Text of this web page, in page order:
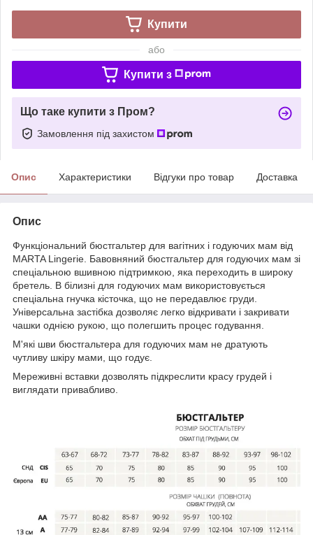
Купити
або
Купити з
Що таке купити з Пром?
Замовлення під захистом
Опис Характеристики Відгуки про товар Доставка
Опис
Функціональний бюстгальтер для вагітних і годуючих мам від
MARTA Lingerie. Бавовняний бюстгальтер для годуючих мам зі
спеціальною вшивною підтримкою, яка переходить в широку
бретель. В білизні для годуючих мам використовується
спеціальна гнучка кісточка, що не передавлює груди.
Універсальна застібка дозволяє легко відкривати і закривати
чашки однією рукою, що полегшить процес годування.
М'які шви бюстгальтера для годуючих мам не дратують
чутливу шкіру мами, що годує.
Мереживні вставки дозволять підкреслити красу грудей і
виглядати привабливо.